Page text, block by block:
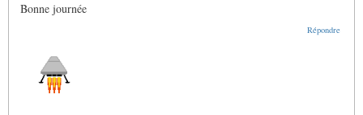
Bonne journée
Répondre